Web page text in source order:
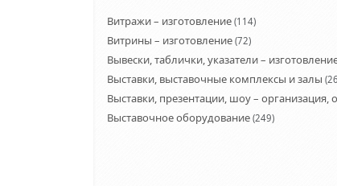
Витражи – изготовление (114)
Витрины – изготовление (72)
Вывески, таблички, указатели –
Выставки, выставочные комплексы и залы
Выставки, презентации, шоу – организация,
Выставочное оборудование (249)